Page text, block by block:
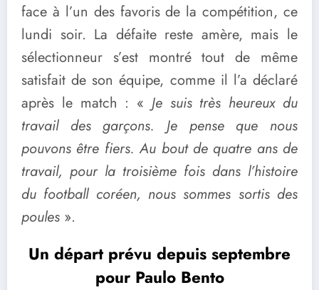
face à l’un des favoris de la compétition, ce
lundi soir. La défaite reste amère, mais le
sélectionneur s’est montré tout de même
satisfait de son équipe, comme il l’a déclaré
après le match : « Je suis très heureux du
travail des garçons. Je pense que nous
pouvons être fiers. Au bout de quatre ans de
travail, pour la troisième fois dans l’histoire
du football coréen, nous sommes sortis des
poules ».
Un départ prévu depuis septembre
pour Paulo Bento